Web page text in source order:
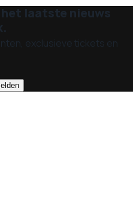
laatste nieuws
exclusieve tickets en